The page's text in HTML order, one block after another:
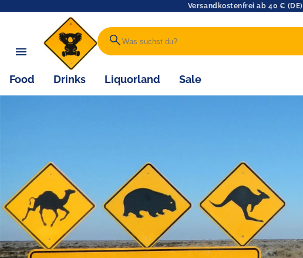
Versandkostenfrei ab 40 € (DE)
search
Food Drinks Liquorland Sale